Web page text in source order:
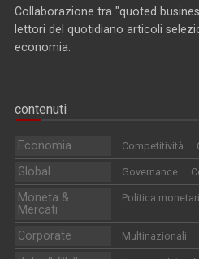
Collaborazione tra "quoted
lettori del quotidiano articoli
economia.
contenuti
Economia Competitività
Global Governance
Moneta &
Mercati
Politica
Corporate Multinazionali